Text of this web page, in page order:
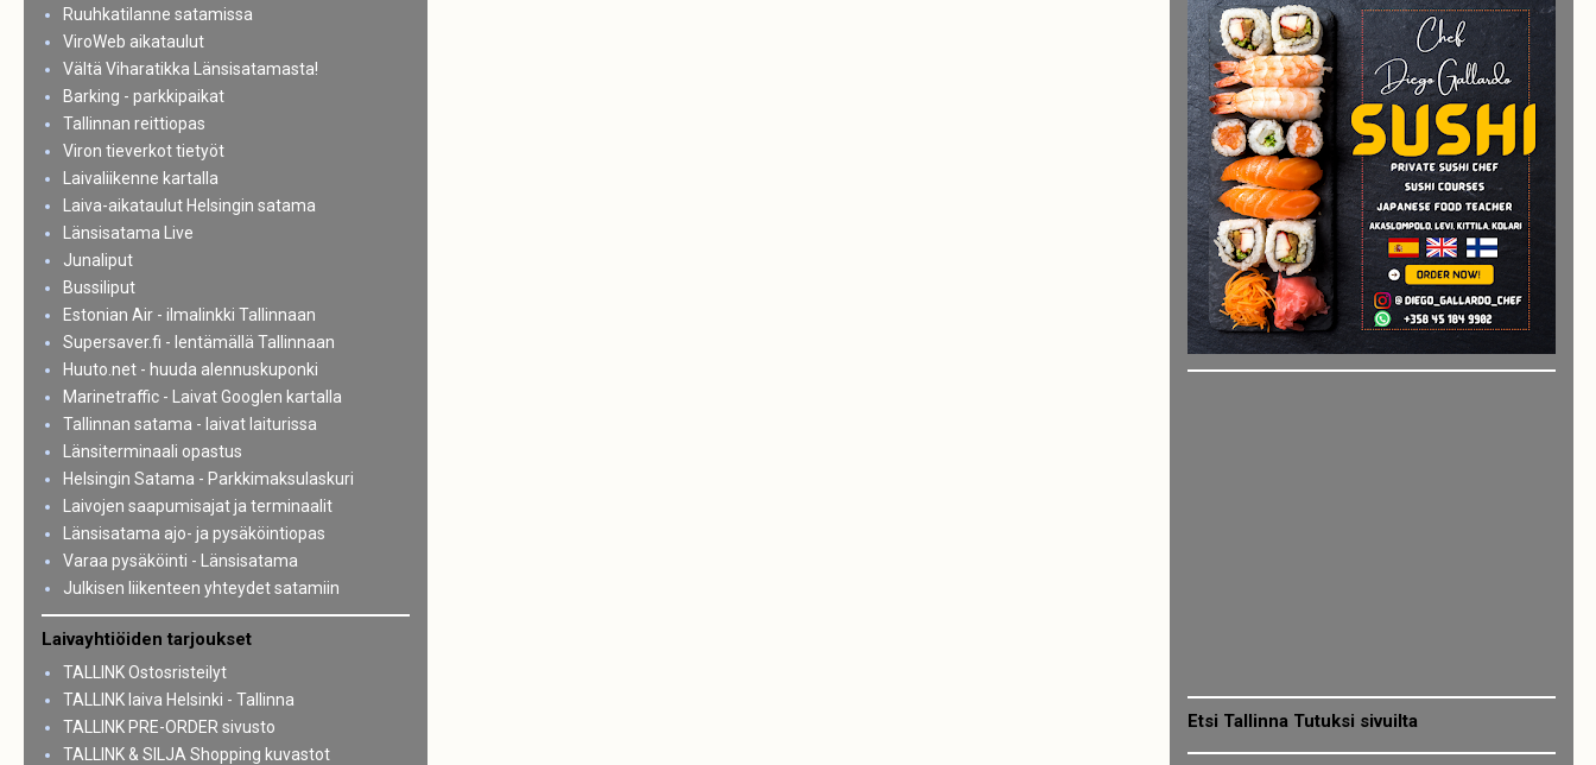
Ruuhkatilanne satamissa
ViroWeb aikataulut
Vältä Viharatikka Länsisatamasta!
Barking - parkkipaikat
Tallinnan reittiopas
Viron tieverkot tietyöt
Laivaliikenne kartalla
Laiva-aikataulut Helsingin satama
Länsisatama Live
Junaliput
Bussiliput
Estonian Air - ilmalinkki Tallinnaan
Supersaver.fi - lentämällä Tallinnaan
Huuto.net - huuda alennuskuponki
Marinetraffic - Laivat Googlen kartalla
Tallinnan satama - laivat laiturissa
Länsiterminaali opastus
Helsingin Satama - Parkkimaksulaskuri
Laivojen saapumisajat ja terminaalit
Länsisatama ajo- ja pysäköintiopas
Varaa pysäköinti - Länsisatama
Julkisen liikenteen yhteydet satamiin
Laivayhtiöiden tarjoukset
TALLINK Ostosristeilyt
TALLINK laiva Helsinki - Tallinna
TALLINK PRE-ORDER sivusto
TALLINK & SILJA Shopping kuvastot
Etsi Tallinna Tutuksi sivuilta